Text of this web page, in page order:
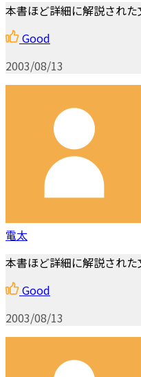
本書ほど詳細に解説された
Good
2003/08/13
電太
本書ほど詳細に解説された
Good
2003/08/13